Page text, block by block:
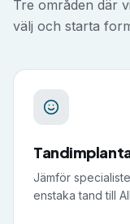
Tre områden där
välj och starta
Jämför
enstaka tand till